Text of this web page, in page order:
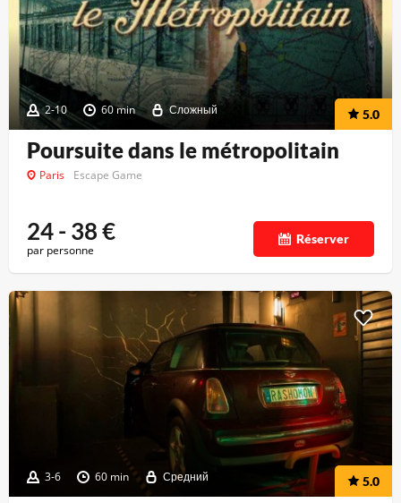
2-10 60 min Сложный 5.0
Poursuite dans le métropolitain
Paris Escape Game
24 - 38€
par personne
Réserver
3-6 60 min Средний 5.0